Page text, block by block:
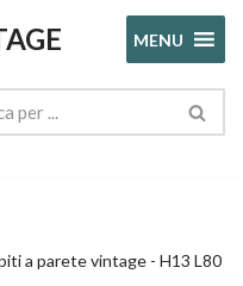
MENU
a parete vintage - H13 L80